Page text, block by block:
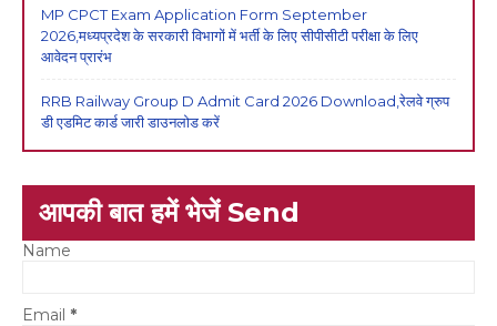
MP CPCT Exam Application Form September
2026,मध्यप्रदेश के सरकारी विभागों में भर्ती के लिए सीपीसीटी परीक्षा के लिए
आवेदन प्रारंभ
RRB Railway Group D Admit Card 2026 Download,रेलवे ग्रुप
डी एडमिट कार्ड जारी डाउनलोड करें
आपकी बात हमें भेजें Send
Name
Email *